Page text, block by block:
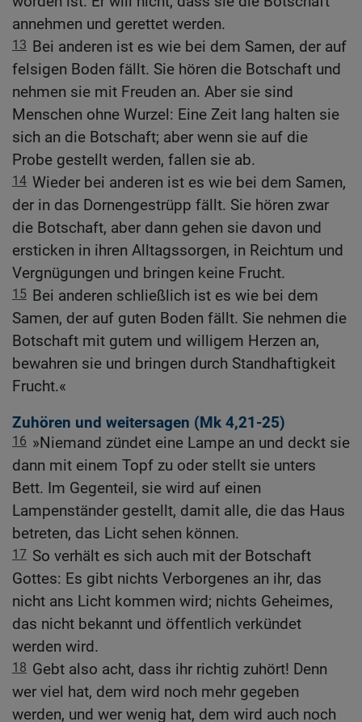
annehmen und gerettet werden.
13 Bei anderen ist es wie bei dem Samen, der auf
felsigen Boden fällt. Sie hören die Botschaft und
nehmen sie mit Freuden an. Aber sie sind
Menschen ohne Wurzel: Eine Zeit lang halten sie
sich an die Botschaft; aber wenn sie auf die
Probe gestellt werden, fallen sie ab.
14 Wieder bei anderen ist es wie bei dem Samen,
der in das Dornengestrüpp fällt. Sie hören zwar
die Botschaft, aber dann gehen sie davon und
ersticken in ihren Alltagssorgen, in Reichtum und
Vergnügungen und bringen keine Frucht.
15 Bei anderen schließlich ist es wie bei dem
Samen, der auf guten Boden fällt. Sie nehmen die
Botschaft mit gutem und willigem Herzen an,
bewahren sie und bringen durch Standhaftigkeit
Frucht.«
Zuhören und weitersagen (Mk 4,21-25)
16 »Niemand zündet eine Lampe an und deckt sie
dann mit einem Topf zu oder stellt sie unters
Bett. Im Gegenteil, sie wird auf einen
Lampenständer gestellt, damit alle, die das Haus
betreten, das Licht sehen können.
17 So verhält es sich auch mit der Botschaft
Gottes: Es gibt nichts Verborgenes an ihr, das
nicht ans Licht kommen wird; nichts Geheimes,
das nicht bekannt und öffentlich verkündet
werden wird.
18 Gebt also acht, dass ihr richtig zuhört! Denn
wer viel hat, dem wird noch mehr gegeben
werden, und wer wenig hat, dem wird auch noch